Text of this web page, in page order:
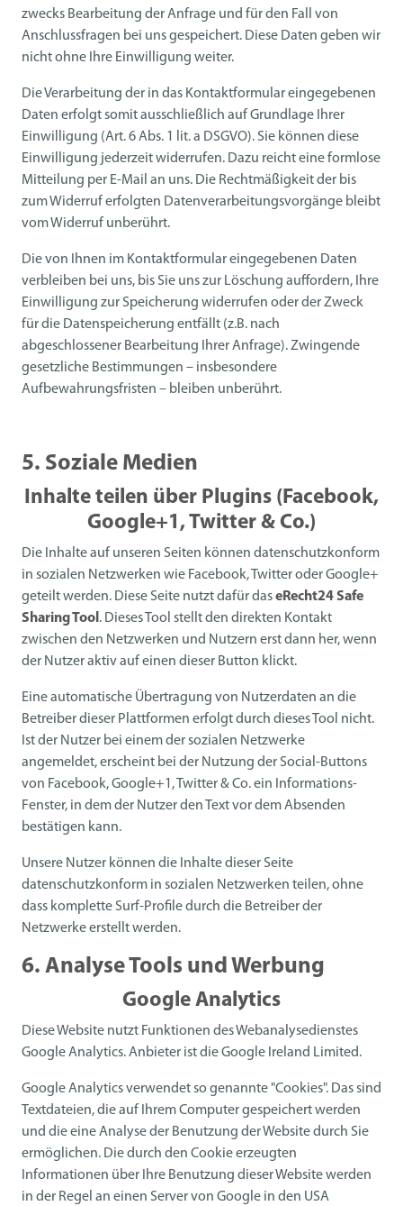
zwecks Bearbeitung der Anfrage und für den Fall von
Anschlussfragen bei uns gespeichert. Diese Daten geben wir
nicht ohne Ihre Einwilligung weiter.
Die Verarbeitung der in das Kontaktformular eingegebenen
Daten erfolgt somit ausschließlich auf Grundlage Ihrer
Einwilligung (Art. 6 Abs. 1 lit. a DSGVO). Sie können diese
Einwilligung jederzeit widerrufen. Dazu reicht eine formlose
Mitteilung per E-Mail an uns. Die Rechtmäßigkeit der bis
zum Widerruf erfolgten Datenverarbeitungsvorgänge bleibt
vom Widerruf unberührt.
Die von Ihnen im Kontaktformular eingegebenen Daten
verbleiben bei uns, bis Sie uns zur Löschung auffordern, Ihre
Einwilligung zur Speicherung widerrufen oder der Zweck
für die Datenspeicherung entfällt (z.B. nach
abgeschlossener Bearbeitung Ihrer Anfrage). Zwingende
gesetzliche Bestimmungen – insbesondere
Aufbewahrungsfristen – bleiben unberührt.
5. Soziale Medien
Inhalte teilen über Plugins (Facebook,
Google+1, Twitter & Co.)
Die Inhalte auf unseren Seiten können datenschutzkonform
in sozialen Netzwerken wie Facebook, Twitter oder Google+
geteilt werden. Diese Seite nutzt dafür daseRecht24 Safe
Sharing Tool. Dieses Tool stellt den direkten Kontakt
zwischen den Netzwerken und Nutzern erst dann her, wenn
der Nutzer aktiv auf einen dieser Button klickt.
Eine automatische Übertragung von Nutzerdaten an die
Betreiber dieser Plattformen erfolgt durch dieses Tool nicht.
Ist der Nutzer bei einem der sozialen Netzwerke
angemeldet, erscheint bei der Nutzung der Social-Buttons
von Facebook, Google+1, Twitter & Co. ein Informations-
Fenster, in dem der Nutzer den Text vor dem Absenden
bestätigen kann.
Unsere Nutzer können die Inhalte dieser Seite
datenschutzkonform in sozialen Netzwerken teilen, ohne
dass komplette Surf-Profile durch die Betreiber der
Netzwerke erstellt werden.
6. Analyse Tools und Werbung
Google Analytics
Diese Website nutzt Funktionen des Webanalysedienstes
Google Analytics. Anbieter ist die Google Ireland Limited.
Google Analytics verwendet so genannte "Cookies". Das sind
Textdateien, die auf Ihrem Computer gespeichert werden
und die eine Analyse der Benutzung der Website durch Sie
ermöglichen. Die durch den Cookie erzeugten
Informationen über Ihre Benutzung dieser Website werden
in der Regel an einen Server von Google in den USA